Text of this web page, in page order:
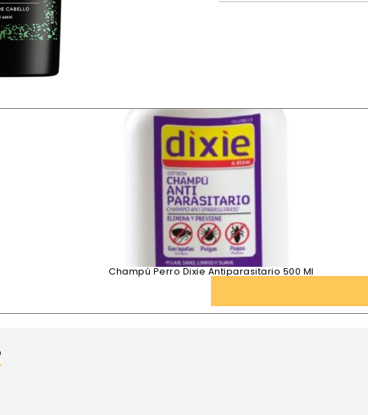
Champú Perro Dixie Antiparasitario 500 Ml